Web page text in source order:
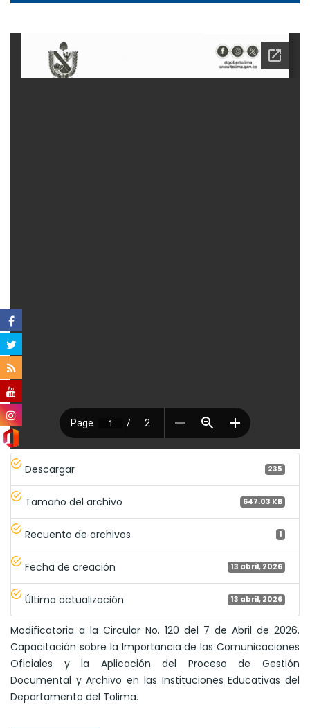
Descargar 235
Tamaño del archivo 647.03 KB
Recuento de archivos 1
Fecha de creación 13 abril, 2026
Última actualización 13 abril, 2026
Modificatoria a la Circular No. 120 del 7 de Abril de 2026.
Capacitación sobre la Importancia de las Comunicaciones
Oficiales y la Aplicación del Proceso de Gestión
Documental y Archivo en las Instituciones Educativas del
Departamento del Tolima.